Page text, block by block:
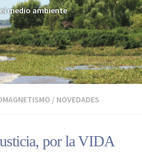
medio ambiente
/ NOVEDADES
por la VIDA